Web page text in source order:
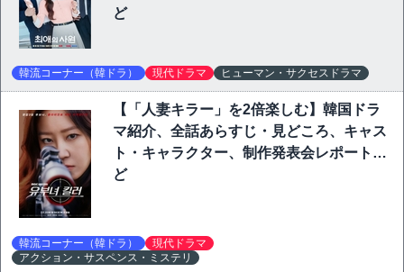
ど
韓流コーナー（韓ドラ） 現代ドラマ ヒューマン・サクセスドラマ
【「人妻キラー」を2倍楽しむ】韓国ドラ
マ紹介、全話あらすじ・見どころ、キャス
ト・キャラクター、制作発表会レポートな
ど
韓流コーナー（韓ドラ）
現代ドラマ
アクション・サスペンス・ミステリ